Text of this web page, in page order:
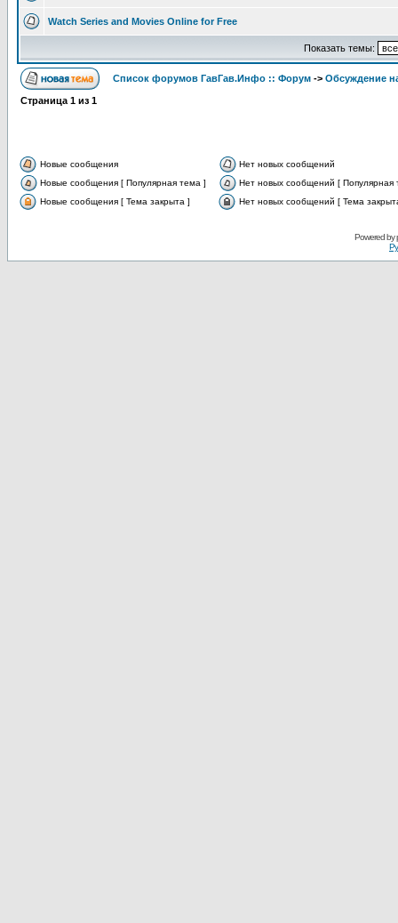
Watch Series and Movies Online for Free
Показать темы:
Список форумов ГавГав.Инфо :: Форум -> Обсуждение
Страница 1 из 1
Новые сообщения
Нет новых сообщений
Новые сообщения [ Популярная тема ]
Нет новых сообщений [ Популярная
Новые сообщения [ Тема закрыта ]
Нет новых сообщений [ Тема
Powered by